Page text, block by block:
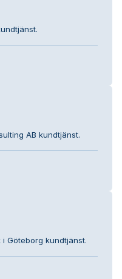
AB kundtjänst.
Göteborg kundtjänst.